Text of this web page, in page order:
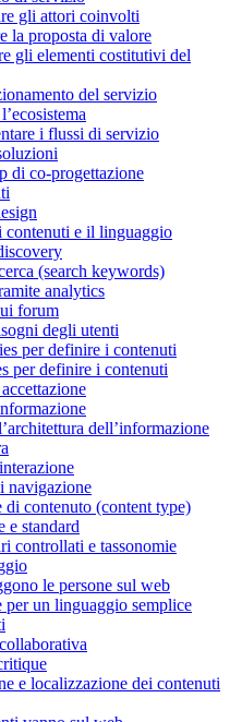
gli attori coinvolti
la proposta di valore
gli elementi costitutivi del
del servizio
i flussi di servizio
di co-progettazione
contenuti e il linguaggio
(search keywords)
analytics
forum
degli utenti
per definire i contenuti
per definire i contenuti
dell’informazione
navigazione
contenuto (content type)
e standard
controllati e tassonomie
le persone sul web
per un linguaggio semplice
e localizzazione dei contenuti